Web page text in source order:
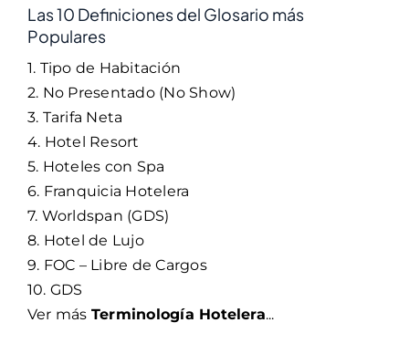
Las 10 Definiciones del Glosario más
Populares
1. Tipo de Habitación
2. No Presentado (No Show)
3. Tarifa Neta
4. Hotel Resort
5. Hoteles con Spa
6. Franquicia Hotelera
7. Worldspan (GDS)
8. Hotel de Lujo
9. FOC – Libre de Cargos
10. GDS
Ver más Terminología Hotelera...